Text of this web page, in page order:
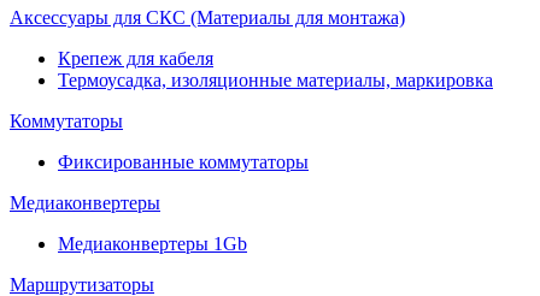
Аксессуары для СКС (Материалы для монтажа)
Крепеж для кабеля
Термоусадка, изоляционные материалы, маркировка
Коммутаторы
Фиксированные коммутаторы
Медиаконвертеры
Медиаконвертеры 1Gb
Маршрутизаторы